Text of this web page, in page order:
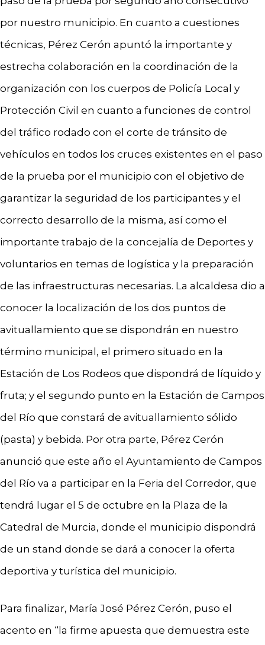
por nuestro municipio. En cuanto a cuestiones
técnicas, Pérez Cerón apuntó la importante y
estrecha colaboración en la coordinación de la
organización con los cuerpos de Policía Local y
Protección Civil en cuanto a funciones de control
del tráfico rodado con el corte de tránsito de
vehículos en todos los cruces existentes en el paso
de la prueba por el municipio con el objetivo de
garantizar la seguridad de los participantes y el
correcto desarrollo de la misma, así como el
importante trabajo de la concejalía de Deportes y
voluntarios en temas de logística y la preparación
de las infraestructuras necesarias. La alcaldesa dio a
conocer la localización de los dos puntos de
avituallamiento que se dispondrán en nuestro
término municipal, el primero situado en la
Estación de Los Rodeos que dispondrá de líquido y
fruta; y el segundo punto en la Estación de Campos
del Río que constará de avituallamiento sólido
(pasta) y bebida. Por otra parte, Pérez Cerón
anunció que este año el Ayuntamiento de Campos
del Río va a participar en la Feria del Corredor, que
tendrá lugar el 5 de octubre en la Plaza de la
Catedral de Murcia, donde el municipio dispondrá
de un stand donde se dará a conocer la oferta
deportiva y turística del municipio.
Para finalizar, María José Pérez Cerón, puso el
acento en “la firme apuesta que demuestra este